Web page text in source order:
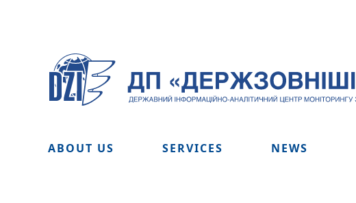
ABOUT US SERVICES NEWS